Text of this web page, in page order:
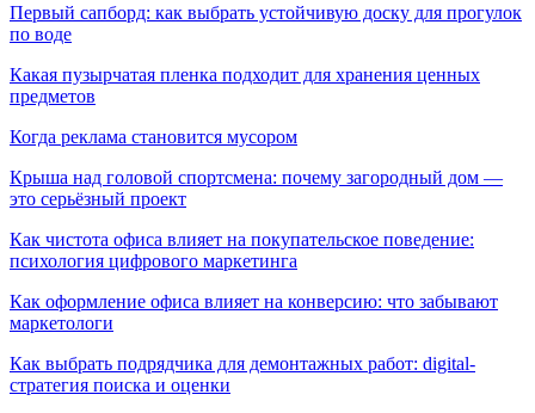
Первый сапборд: как выбрать устойчивую доску для прогулок
по воде
Какая пузырчатая пленка подходит для хранения ценных
предметов
Когда реклама становится мусором
Крыша над головой спортсмена: почему загородный дом —
это серьёзный проект
Как чистота офиса влияет на покупательское поведение:
психология цифрового маркетинга
Как оформление офиса влияет на конверсию: что забывают
маркетологи
Как выбрать подрядчика для демонтажных работ: digital-
стратегия поиска и оценки